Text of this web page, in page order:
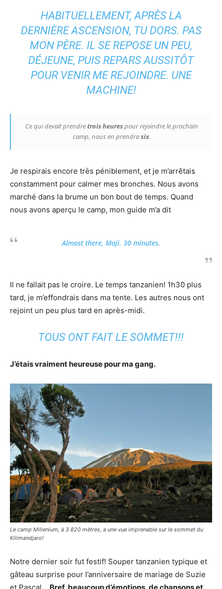
HABITUELLEMENT, APRÈS LA
DERNIÈRE ASCENSION, TU DORS. PAS
MON PÈRE. IL SE REPOSE UN PEU,
DÉJEUNE, PUIS REPARS AUSSITÔT
POUR VENIR ME REJOINDRE. UNE
MACHINE!
Ce qui devait prendretrois heurespour rejoindre le prochain
camp, nous en prendrasix.
Je respirais encore très péniblement, et je m’arrêtais
constamment pour calmer mes bronches. Nous avons
marché dans la brume un bon bout de temps. Quand
nous avons aperçu le camp, mon guide m’a dit
Almost there, Maji. 30 minutes.
Il ne fallait pas le croire. Le temps tanzanien! 1h30 plus
tard, je m’effondrais dans ma tente. Les autres nous ont
rejoint un peu plus tard en après-midi.
TOUS ONT FAIT LE SOMMET!!!
J’étais vraiment heureuse pour ma gang.
Le camp Millenium, à 3 820 mètres, a une vue imprenable sur le sommet du
Kilimandjaro!
Notre dernier soir fut festif! Souper tanzanien typique et
gâteau surprise pour l’anniversaire de mariage de Suzie